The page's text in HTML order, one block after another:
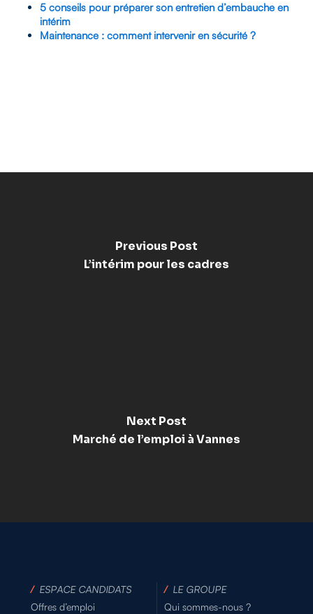
5 conseils pour préparer son entretien d’embauche en
intérim
Maintenance : comment intervenir en sécurité ?
Previous Post
L’intérim pour les cadres
Next Post
Marché de l’emploi à Vannes
/ ESPACE CANDIDATS
Offres d’emploi
/ LE GROUPE
Qui sommes-nous ?